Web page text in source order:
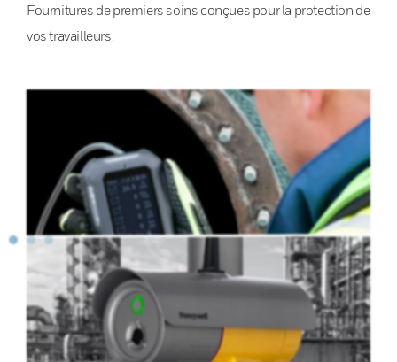
Fournitures de premiers soins conçues pour la protection de
vos travailleurs.